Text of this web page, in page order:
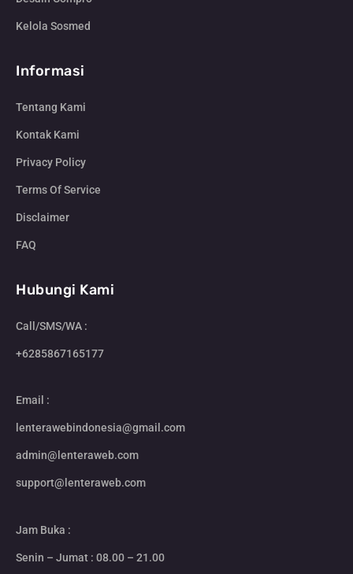
Kelola Sosmed
Informasi
Tentang Kami
Kontak Kami
Privacy Policy
Terms Of Service
Disclaimer
FAQ
Hubungi Kami
Call/SMS/WA :
+6285867165177
Email :
lenterawebindonesia@gmail.com
admin@lenteraweb.com
support@lenteraweb.com
Jam Buka :
Senin – Jumat : 08.00 – 21.00